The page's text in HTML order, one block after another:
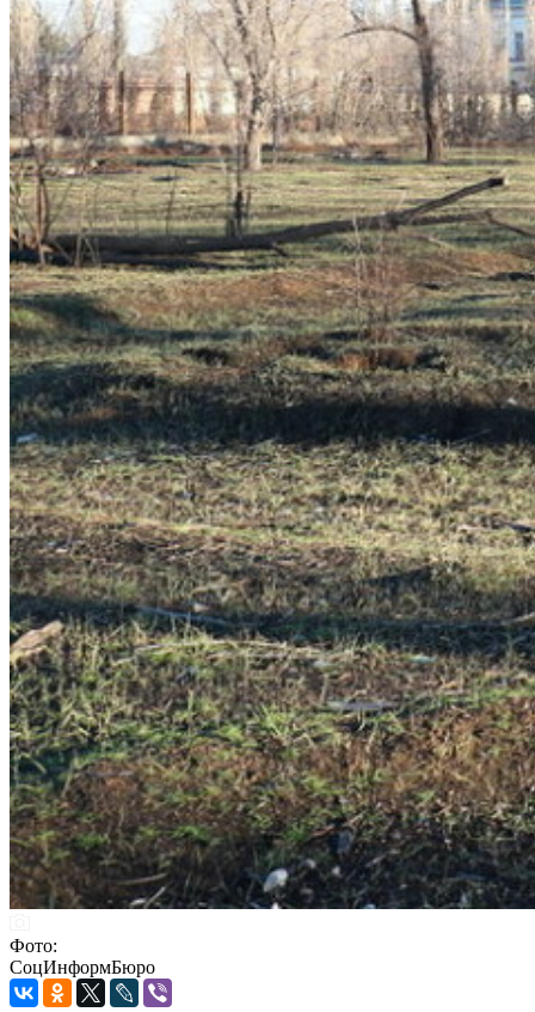
Фото:
СоцИнформБюро